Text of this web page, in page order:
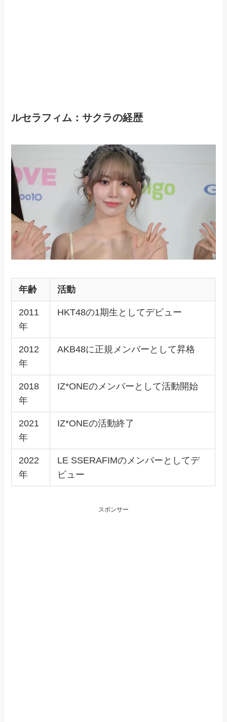
ルセラフィム：サクラの経歴
年齢 活動
2011
年
HKT48の1期生としてデビュー
2012
年
AKB48に正規メンバーとして昇格
2018
年
IZ*ONEのメンバーとして活動開始
2021
年
IZ*ONEの活動終了
2022
年
LE SSERAFIMのメンバーとしてデ
ビュー
スポンサー